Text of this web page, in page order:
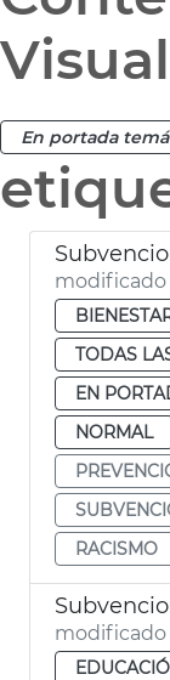
En portada
modificado
TODAS
EN
NORMAL
RACISMO
modificado